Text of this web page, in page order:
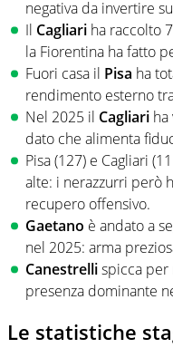
negativa da invertire
Il Cagliari ha raccolto
la Fiorentina ha fatto
Fuori casa il Pisa ha
rendimento esterno
Nel 2025 il Cagliari
dato che alimenta
Pisa (127) e Cagliari
alte: i nerazzurri però
recupero offensivo.
Gaetano è andato a
nel 2025: arma
Canestrellispicca per
presenza dominante
Le statistiche